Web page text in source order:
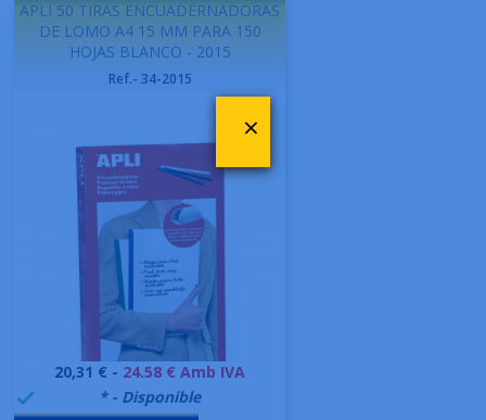
APLI 50 TIRAS ENCUADERNADORAS
DE LOMO A4 15 MM PARA 150
HOJAS BLANCO - 2015
Ref.- 34-2015
Preu
20,31 € - 24.58 € Amb IVA
 * - Disponible
×